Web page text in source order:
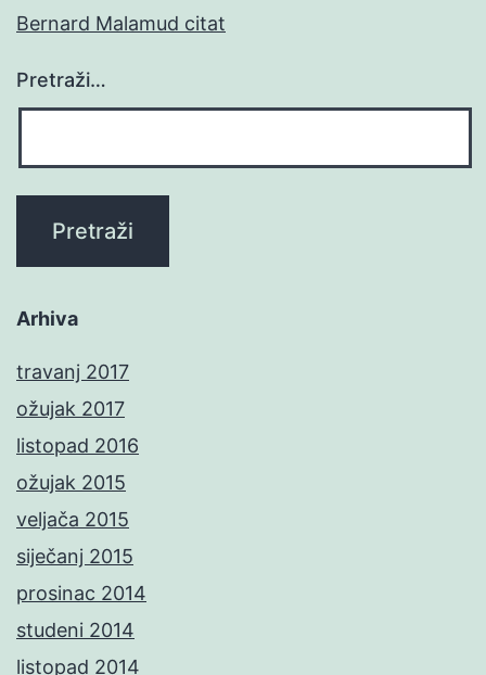
Bernard Malamud citat
Pretraži…
Arhiva
travanj 2017
ožujak 2017
listopad 2016
ožujak 2015
veljača 2015
siječanj 2015
prosinac 2014
studeni 2014
listopad 2014